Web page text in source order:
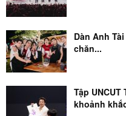
Dàn Anh
chăn...
Tập
khoảnh